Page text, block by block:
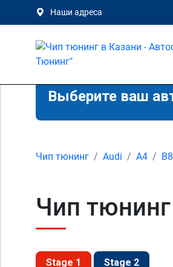
Наши адреса
Выберите ваш
Чип тюнинг Audi A4
Чип
Stage 1 Stage 2